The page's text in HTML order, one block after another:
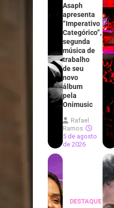
Asaph
apresenta
“Imperativo
Categórico”,
segunda
música de
trabalho
de seu
novo
álbum
pela
Onimusic
Rafael
Ramos
5 de agosto
de 2026
DESTAQUE